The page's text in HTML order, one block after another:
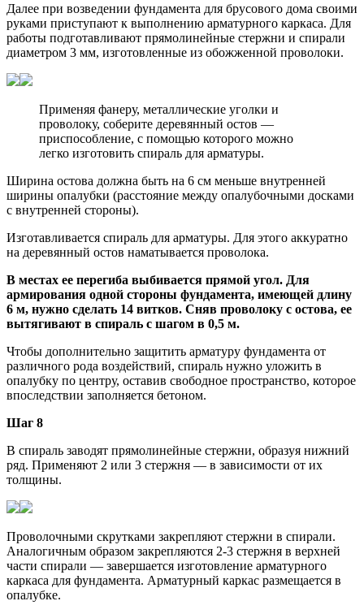
Далее при возведении фундамента для брусового дома своими
руками приступают к выполнению арматурного каркаса. Для
работы подготавливают прямолинейные стержни и спирали
диаметром 3 мм, изготовленные из обожженной проволоки.
Применяя фанеру, металлические уголки и
проволоку, соберите деревянный остов —
приспособление, с помощью которого можно
легко изготовить спираль для арматуры.
Ширина остова должна быть на 6 см меньше внутренней
ширины опалубки (расстояние между опалубочными досками
с внутренней стороны).
Изготавливается спираль для арматуры. Для этого аккуратно
на деревянный остов наматывается проволока.
В местах ее перегиба выбивается прямой угол. Для
армирования одной стороны фундамента, имеющей длину
6 м, нужно сделать 14 витков. Сняв проволоку с остова, ее
вытягивают в спираль с шагом в 0,5 м.
Чтобы дополнительно защитить арматуру фундамента от
различного рода воздействий, спираль нужно уложить в
опалубку по центру, оставив свободное пространство, которое
впоследствии заполняется бетоном.
Шаг 8
В спираль заводят прямолинейные стержни, образуя нижний
ряд. Применяют 2 или 3 стержня — в зависимости от их
толщины.
Проволочными скрутками закрепляют стержни в спирали.
Аналогичным образом закрепляются 2-3 стержня в верхней
части спирали — завершается изготовление арматурного
каркаса для фундамента. Арматурный каркас размещается в
опалубке.